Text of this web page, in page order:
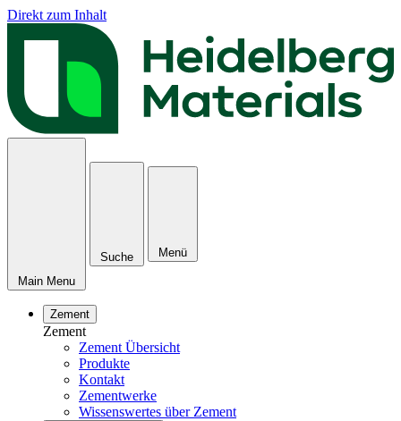
Direkt zum Inhalt
Main Menu
Suche Menü
Zement
Zement
Zement Übersicht
Produkte
Kontakt
Zementwerke
Wissenswertes über Zement